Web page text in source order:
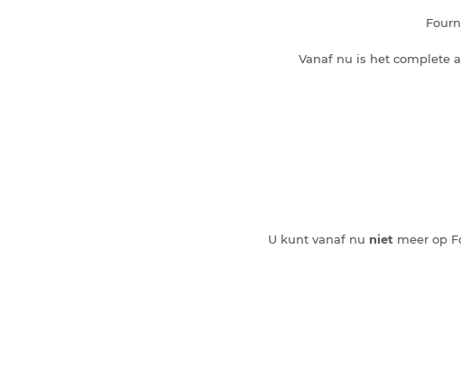
Vanaf nu is het complete
U kunt vanaf nu niet meer op